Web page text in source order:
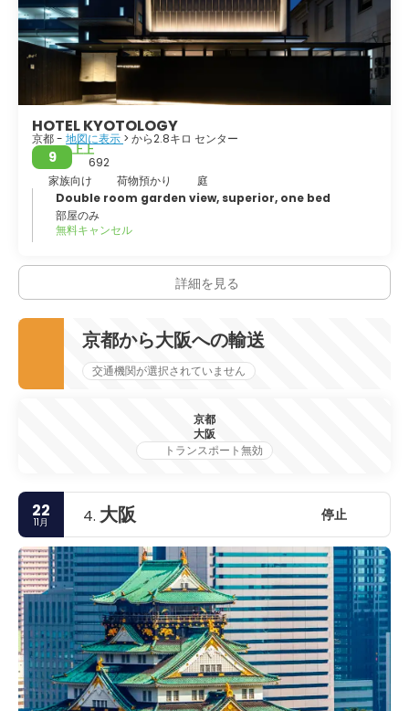
HOTEL KYOTOLOGY
京都 - 地図に表示 > から2.8キロ センター
9
上上
692
家族向け
荷物預かり
庭
Double room garden view, superior, one bed
部屋のみ
無料キャンセル
詳細を見る
京都から大阪への輸送
交通機関が選択されていません
京都
大阪
トランスポート無効
22
11月 4. 大阪 停止